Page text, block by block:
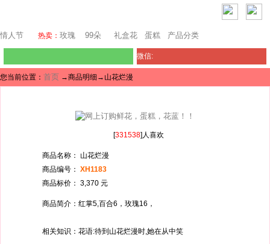
情人节 热卖： 玫瑰 99朵 礼盒花 蛋糕 产品分类
微信:
您当前位置： 首页 →商品明细→山花烂漫
[331538]人喜欢
商品名称： 山花烂漫
商品编号： XH1183
商品标价： 3,370 元
商品简介：红掌5,百合6，玫瑰16，
相关知识：花语:待到山花烂漫时,她在从中笑